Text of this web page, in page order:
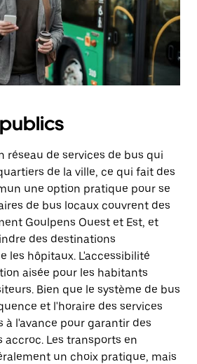
réseau de services de bus qui
de la ville, ce qui fait des
une option pratique pour se
de bus locaux couvrent des
Goulpens Ouest et Est, et
des destinations
les hôpitaux. L'accessibilité
aisée pour les habitants
Bien que le système de bus
et l'horaire des services
à l'avance pour garantir des
accroc. Les transports en
un choix pratique, mais